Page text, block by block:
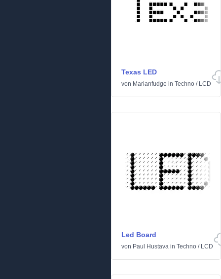
Texas LED
von Marianfudge in Techno / LCD
Led Board
von Paul Hustava in Techno / LCD